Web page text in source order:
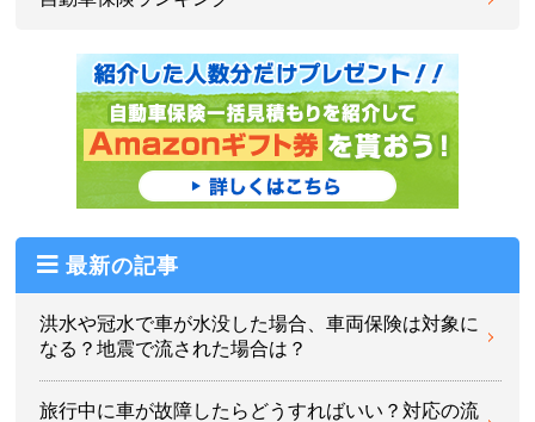
最新の記事
洪水や冠水で車が水没した場合、車両保険は対象に
なる？地震で流された場合は？
旅行中に車が故障したらどうすればいい？対応の流